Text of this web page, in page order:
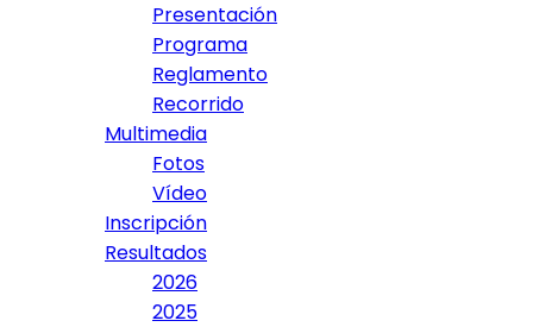
Presentación
Programa
Reglamento
Recorrido
Multimedia
Fotos
Vídeo
Inscripción
Resultados
2026
2025